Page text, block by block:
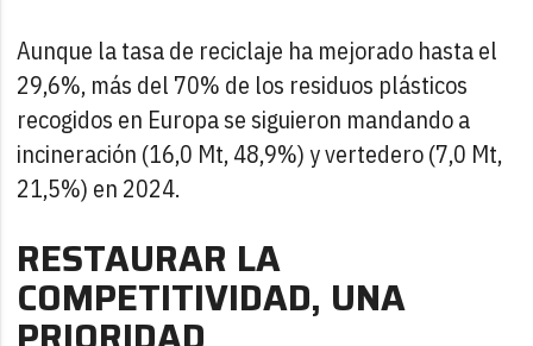
Aunque la tasa de reciclaje ha mejorado hasta el
29,6%, más del 70% de los residuos plásticos
recogidos en Europa se siguieron mandando a
incineración (16,0 Mt, 48,9%) y vertedero (7,0 Mt,
21,5%) en 2024.
RESTAURAR LA
COMPETITIVIDAD, UNA